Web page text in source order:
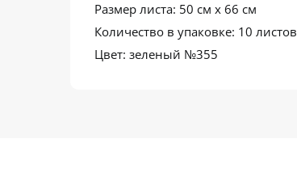
Размер листа: 50 см х 66 см
Количество в упаковке: 10 листов
Цвет: зеленый №355